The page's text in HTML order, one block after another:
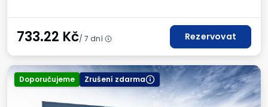
733.22 Kč/ 7 dní Rezervovat
Doporučujeme Zrušení zdarma